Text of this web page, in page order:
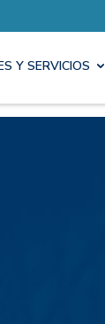
Y SERVICIOS